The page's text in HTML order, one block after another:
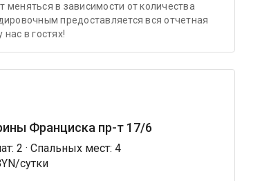
в зависимости от количества
предоставляется вся отчетная
в гостях!
Франциска пр-т 17/6
2 · Спальных мест: 4
сутки